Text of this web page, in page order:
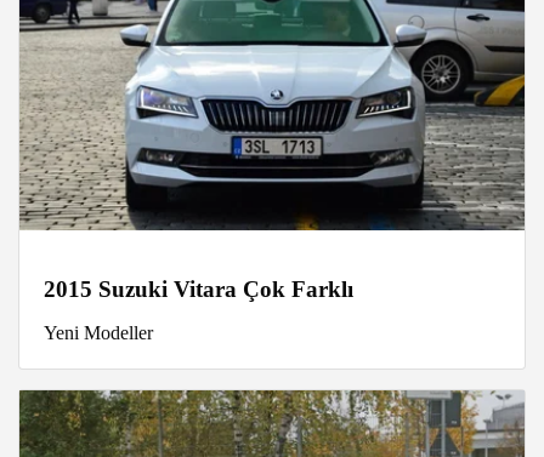
2015 Suzuki Vitara Çok Farklı
Yeni Modeller